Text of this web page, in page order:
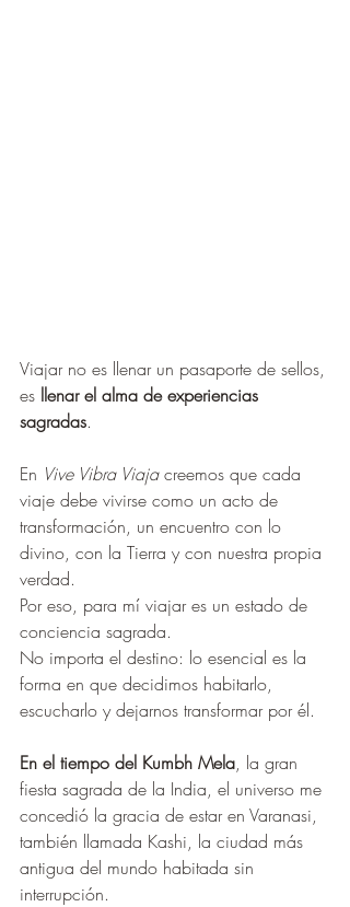
Viajar no es llenar un pasaporte de sellos,
es llenar el alma de experiencias
sagradas.
En Vive Vibra Viaja creemos que cada
viaje debe vivirse como un acto de
transformación, un encuentro con lo
divino, con la Tierra y con nuestra propia
verdad.
Por eso, para mí viajar es un estado de
conciencia sagrada.
No importa el destino: lo esencial es la
forma en que decidimos habitarlo,
escucharlo y dejarnos transformar por él.
En el tiempo del Kumbh Mela, la gran
fiesta sagrada de la India, el universo me
concedió la gracia de estar en Varanasi,
también llamada Kashi, la ciudad más
antigua del mundo habitada sin
interrupción.